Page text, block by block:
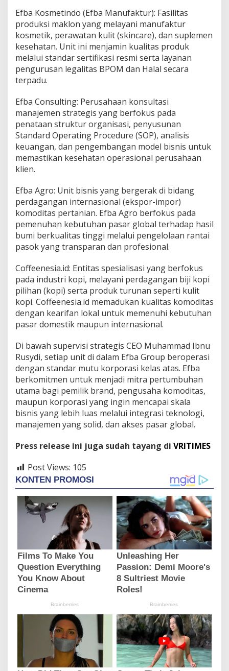
Efba Kosmetindo (Efba Manufaktur): Fasilitas
produksi maklon yang melayani manufaktur
kosmetik, perawatan kulit (skincare), dan suplemen
kesehatan. Unit ini menjamin kualitas produk
melalui standar sertifikasi resmi serta layanan
pengurusan legalitas BPOM dan Halal secara
terpadu.
Efba Consulting: Perusahaan konsultasi
manajemen strategis yang berfokus pada
penataan struktur organisasi, penyusunan
Standard Operating Procedure (SOP), analisis
keuangan, dan pengembangan model bisnis untuk
memastikan kesehatan operasional perusahaan
klien.
Efba Agro: Unit bisnis yang bergerak di bidang
perdagangan internasional (ekspor-impor)
komoditas pertanian. Efba Agro berfokus pada
pemenuhan kebutuhan pasar global terhadap hasil
bumi berkualitas tinggi melalui pengelolaan rantai
pasok yang transparan dan profesional.
Coffeenesia.id: Entitas spesialisasi yang berfokus
pada industri kopi, melayani perdagangan biji kopi
pilihan (kopi) serta produk turunan seperti kulit
kopi. Coffeenesia.id memadukan kualitas komoditas
dengan kearifan lokal untuk memenuhi kebutuhan
pasar domestik maupun internasional.
Di bawah supervisi strategis CEO Muhammad Ibnu
Rusydi, setiap unit di dalam Efba Group beroperasi
dengan standar mutu korporasi kelas atas. Efba
berkomitmen untuk menjadi mitra pertumbuhan
utama bagi pemilik brand, pengusaha komoditas,
maupun korporasi yang ingin mencapai skala
bisnis yang lebih luas melalui integrasi teknologi,
manajemen yang solid, dan akses pasar global.
Press release ini juga sudah tayang di VRITIMES
Post Views: 105